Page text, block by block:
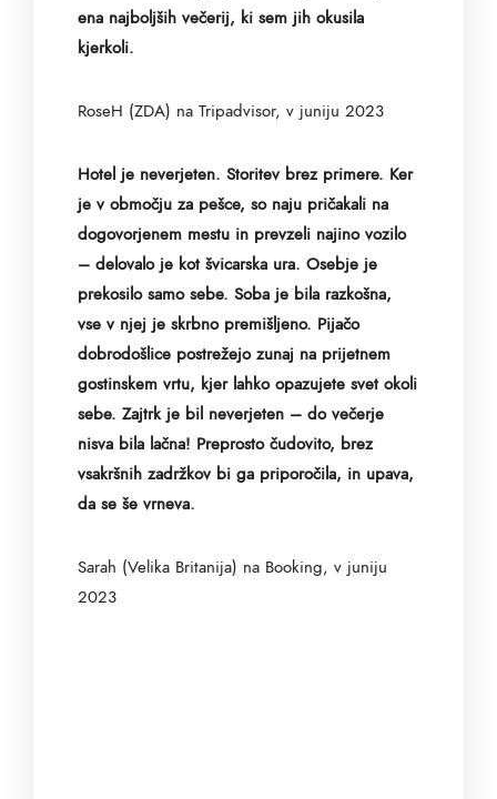
ena najboljših večerij, ki sem jih okusila
kjerkoli.
RoseH (ZDA) na Tripadvisor, v juniju 2023
Hotel je neverjeten. Storitev brez primere. Ker
je v območju za pešce, so naju pričakali na
dogovorjenem mestu in prevzeli najino vozilo
– delovalo je kot švicarska ura. Osebje je
prekosilo samo sebe. Soba je bila razkošna,
vse v njej je skrbno premišljeno. Pijačo
dobrodošlice postrežejo zunaj na prijetnem
gostinskem vrtu, kjer lahko opazujete svet okoli
sebe. Zajtrk je bil neverjeten – do večerje
nisva bila lačna! Preprosto čudovito, brez
vsakršnih zadržkov bi ga priporočila, in upava,
da se še vrneva.
Sarah (Velika Britanija) na Booking, v juniju
2023